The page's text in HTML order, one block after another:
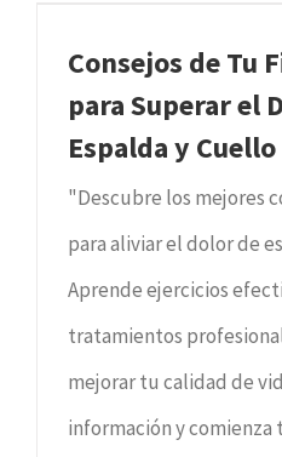
Consejos de Tu
para Superar el
Espalda y Cuello
"Descubre los mejores
para aliviar el dolor de
Aprende ejercicios
tratamientos
mejorar tu calidad de
información y comienza